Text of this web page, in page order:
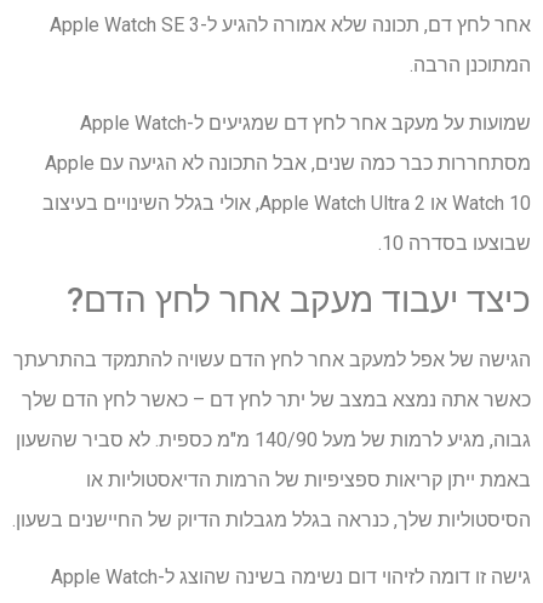
אחר לחץ דם, תכונה שלא אמורה להגיע ל-Apple Watch SE 3
המתוכנן הרבה.
שמועות על מעקב אחר לחץ דם שמגיעים ל-Apple Watch
מסתחררות כבר כמה שנים, אבל התכונה לא הגיעה עם Apple
Watch 10 או Apple Watch Ultra 2, אולי בגלל השינויים בעיצוב
שבוצעו בסדרה 10.
כיצד יעבוד מעקב אחר לחץ הדם?
הגישה של אפל למעקב אחר לחץ הדם עשויה להתמקד בהתרעתך
כאשר אתה נמצא במצב של יתר לחץ דם – כאשר לחץ הדם שלך
גבוה, מגיע לרמות של מעל 140/90 מ"מ כספית. לא סביר שהשעון
באמת ייתן קריאות ספציפיות של הרמות הדיאסטוליות או
הסיסטוליות שלך, כנראה בגלל מגבלות הדיוק של החיישנים בשעון.
גישה זו דומה לזיהוי דום נשימה בשינה שהוצג ל-Apple Watch